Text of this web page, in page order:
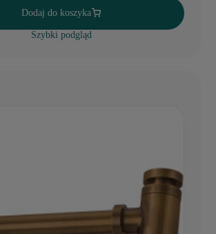
Dodaj do koszyka
Szybki podgląd